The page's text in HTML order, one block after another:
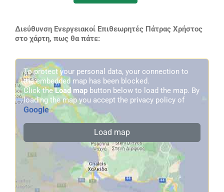
Διεύθυνση Ενεργειακοί Επιθεωρητές Πάτρας Χρήστος
στο χάρτη, πως θα πάτε:
To protect your personal data, your connection to
the embedded map has been blocked.
Click theLoad map button below to load the map. By
loading the map you accept the privacy policy of
Google.
Load map